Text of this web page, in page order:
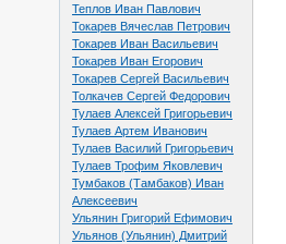
Теплов Иван Павлович
Токарев Вячеслав Петрович
Токарев Иван Васильевич
Токарев Иван Егорович
Токарев Сергей Васильевич
Толкачев Сергей Федорович
Тулаев Алексей Григорьевич
Тулаев Артем Иванович
Тулаев Василий Григорьевич
Тулаев Трофим Яковлевич
Тумбаков (Тамбаков) Иван
Алексеевич
Ульянин Григорий Ефимович
Ульянов (Ульянин) Дмитрий